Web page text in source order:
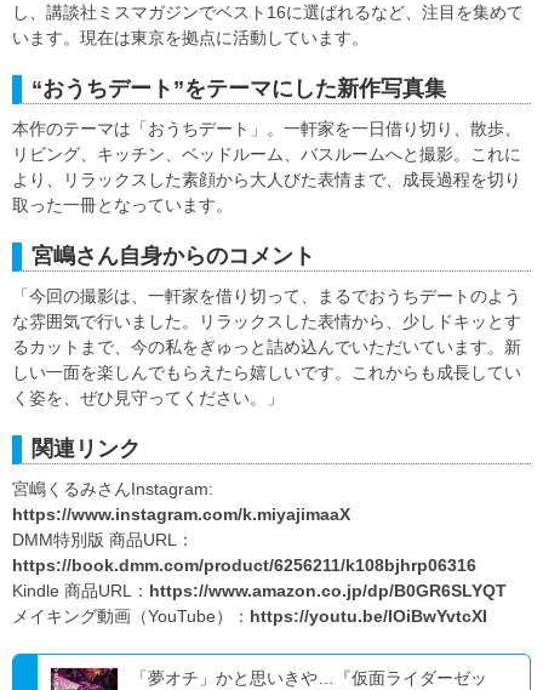
し、講談社ミスマガジンでベスト16に選ばれるなど、注目を集めて
います。現在は東京を拠点に活動しています。
“おうちデート”をテーマにした新作写真集
本作のテーマは「おうちデート」。一軒家を一日借り切り、散歩、
リビング、キッチン、ベッドルーム、バスルームへと撮影。これに
より、リラックスした素顔から大人びた表情まで、成長過程を切り
取った一冊となっています。
宮嶋さん自身からのコメント
「今回の撮影は、一軒家を借り切って、まるでおうちデートのよう
な雰囲気で行いました。リラックスした表情から、少しドキッとす
るカットまで、今の私をぎゅっと詰め込んでいただいています。新
しい一面を楽しんでもらえたら嬉しいです。これからも成長してい
く姿を、ぜひ見守ってください。」
関連リンク
宮嶋くるみさんInstagram:
https://www.instagram.com/k.miyajimaaX
DMM特別版 商品URL：
https://book.dmm.com/product/6256211/k108bjhrp06316
Kindle 商品URL： https://www.amazon.co.jp/dp/B0GR6SLYQT
メイキング動画（YouTube）： https://youtu.be/IOiBwYvtcXI
「夢オチ」かと思いきや…『仮面ライダーゼッ